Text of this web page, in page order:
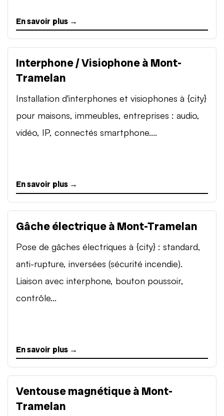
En savoir plus →
Interphone / Visiophone à Mont-
Tramelan
Installation d'interphones et visiophones à {city}
pour maisons, immeubles, entreprises : audio,
vidéo, IP, connectés smartphone....
En savoir plus →
Gâche électrique à Mont-Tramelan
Pose de gâches électriques à {city} : standard,
anti-rupture, inversées (sécurité incendie).
Liaison avec interphone, bouton poussoir,
contrôle...
En savoir plus →
Ventouse magnétique à Mont-
Tramelan